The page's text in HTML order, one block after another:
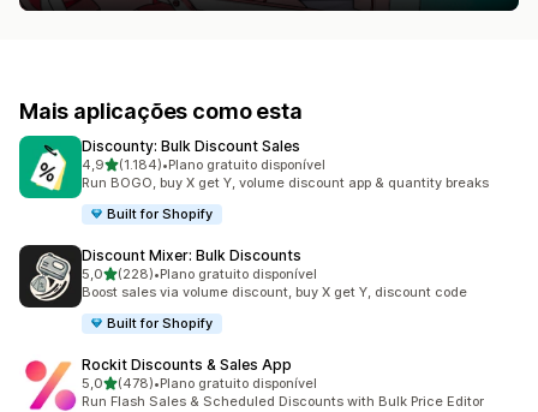
Mais aplicações como esta
Discounty: Bulk Discount Sales
4,9de 5 estrelas
(1.184)
1184 total de avaliações
•Plano gratuito disponível
Run BOGO, buy X get Y, volume discount app & quantity breaks
Built for Shopify
Discount Mixer: Bulk Discounts
5,0de 5 estrelas
(228)
228 total de avaliações
•Plano gratuito disponível
Boost sales via volume discount, buy X get Y, discount code
Built for Shopify
Rockit Discounts & Sales App
5,0de 5 estrelas
(478)
478 total de avaliações
•Plano gratuito disponível
Run Flash Sales & Scheduled Discounts with Bulk Price Editor